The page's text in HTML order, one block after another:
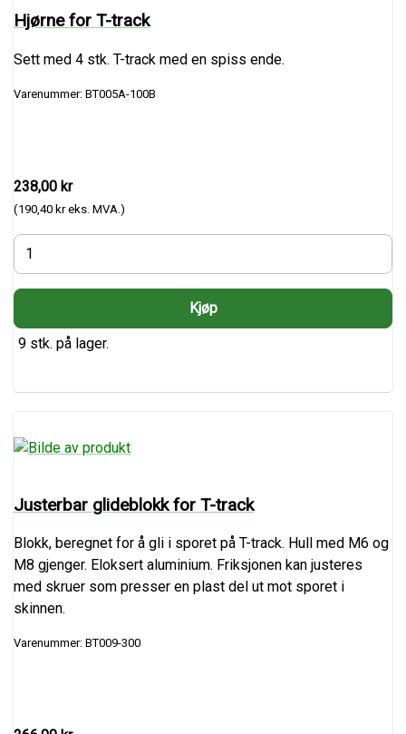
Hjørne for T-track
Sett med 4 stk. T-track med en spiss ende.
Varenummer: BT005A-100B
238,00 kr
(190,40 kr eks. MVA.)
9 stk. på lager.
Justerbar glideblokk for T-track
Blokk, beregnet for å gli i sporet på T-track. Hull med M6 og
M8 gjenger. Eloksert aluminium. Friksjonen kan justeres
med skruer som presser en plast del ut mot sporet i
skinnen.
Varenummer: BT009-300